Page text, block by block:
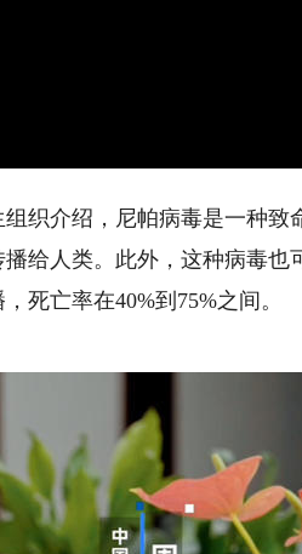
介绍，尼帕病毒是一种致
给人类。此外，这种病毒也
死亡率在40%到75%之间。